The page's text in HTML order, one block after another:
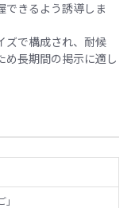
できるよう誘導しま
ズで構成され、耐候
め長期間の掲示に適し